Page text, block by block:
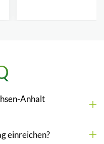
Anhalt
einreichen?